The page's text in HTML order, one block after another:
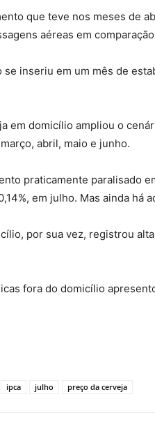
que teve nos meses de
aéreas em
inseriu em um mês de
em domicílio ampliou o
abril, maio e junho.
praticamente paralisado
em julho. Mas ainda há
por sua vez, registrou
fora do domicílio
ipca julho preço da cerveja